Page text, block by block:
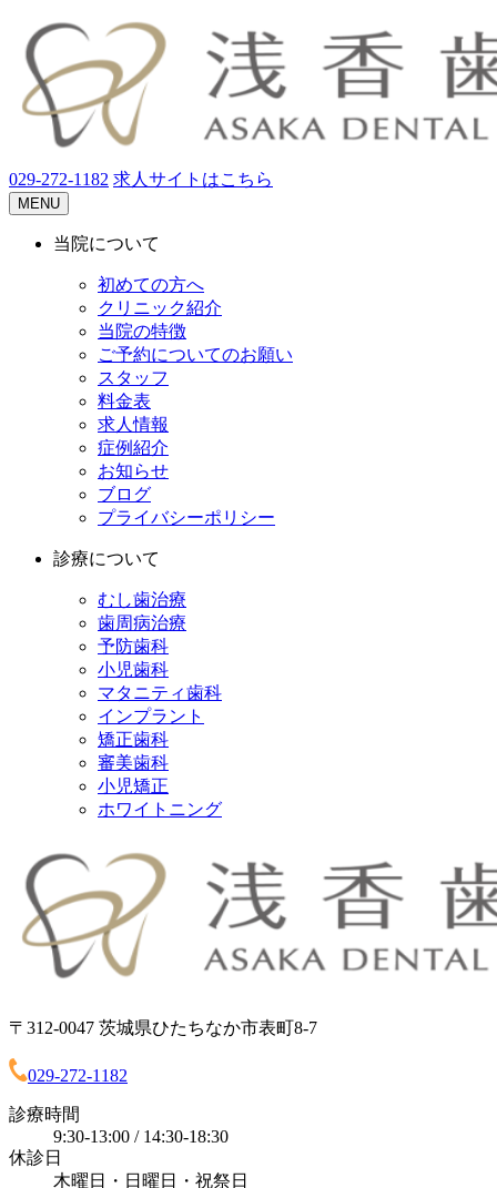
029-272-1182 求人サイトはこちら
MENU
当院について
初めての方へ
クリニック紹介
当院の特徴
ご予約についてのお願い
スタッフ
料金表
求人情報
症例紹介
お知らせ
ブログ
プライバシーポリシー
診療について
むし歯治療
歯周病治療
予防歯科
小児歯科
マタニティ歯科
インプラント
矯正歯科
審美歯科
小児矯正
ホワイトニング
〒312-0047 茨城県ひたちなか市表町8-7
029-272-1182
診療時間
9:30-13:00 / 14:30-18:30
休診日
木曜日・日曜日・祝祭日